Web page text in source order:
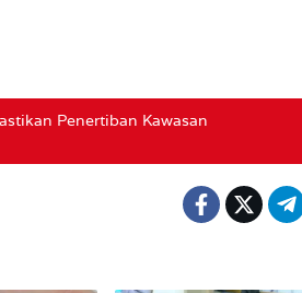
Penertiban Kawasan